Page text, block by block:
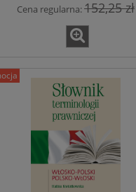
41,90 zł
Cena regularna:152,25 zł